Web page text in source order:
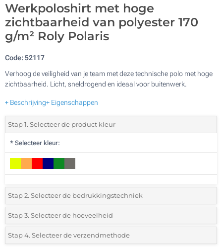
Werkpoloshirt met hoge
zichtbaarheid van polyester 170
g/m² Roly Polaris
Code:52117
Verhoog de veiligheid van je team met deze technische polo met hoge
zichtbaarheid. Licht, sneldrogend en ideaal voor buitenwerk.
+ Beschrijving+ Eigenschappen
Stap 1. Selecteer de product kleur
* Selecteer kleur:
Stap 2. Selecteer de bedrukkingstechniek
*Selecteer de bedrukking en kleuren van het logo:
1 Kleur (Aan een kant)
Stap 3. Selecteer de hoeveelheid
*Selecteer het aantal 10 (Totale bestelling)
Stap 4. Selecteer de verzendmethode